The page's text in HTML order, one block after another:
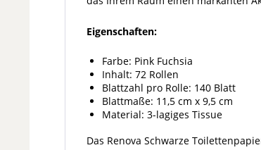
Eigenschaften:
Farbe: Pink Fuchsia
Inhalt: 72 Rollen
Blattzahl pro Rolle: 140 Blatt
Blattmaße: 11,5 cm x 9,5 cm
Material: 3-lagiges Tissue
Das Renova Schwarze